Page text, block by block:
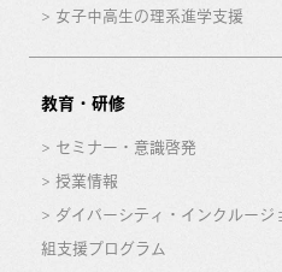
女子中高生の理系進学支援
教育・研修
セミナー・意識啓発
授業情報
ダイバーシティ・インクルー
組支援プログラム